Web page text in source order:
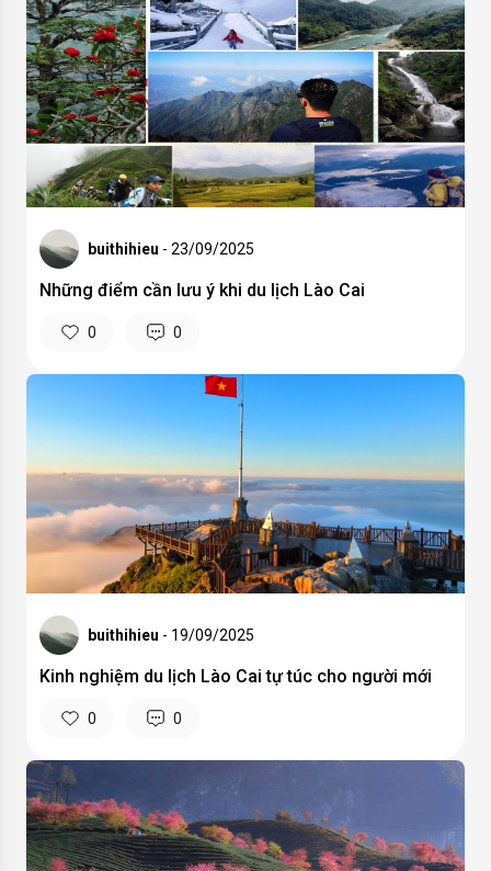
buithihieu - 23/09/2025
Những điểm cần lưu ý khi du lịch Lào Cai
0 0
buithihieu - 19/09/2025
Kinh nghiệm du lịch Lào Cai tự túc cho người mới
0 0